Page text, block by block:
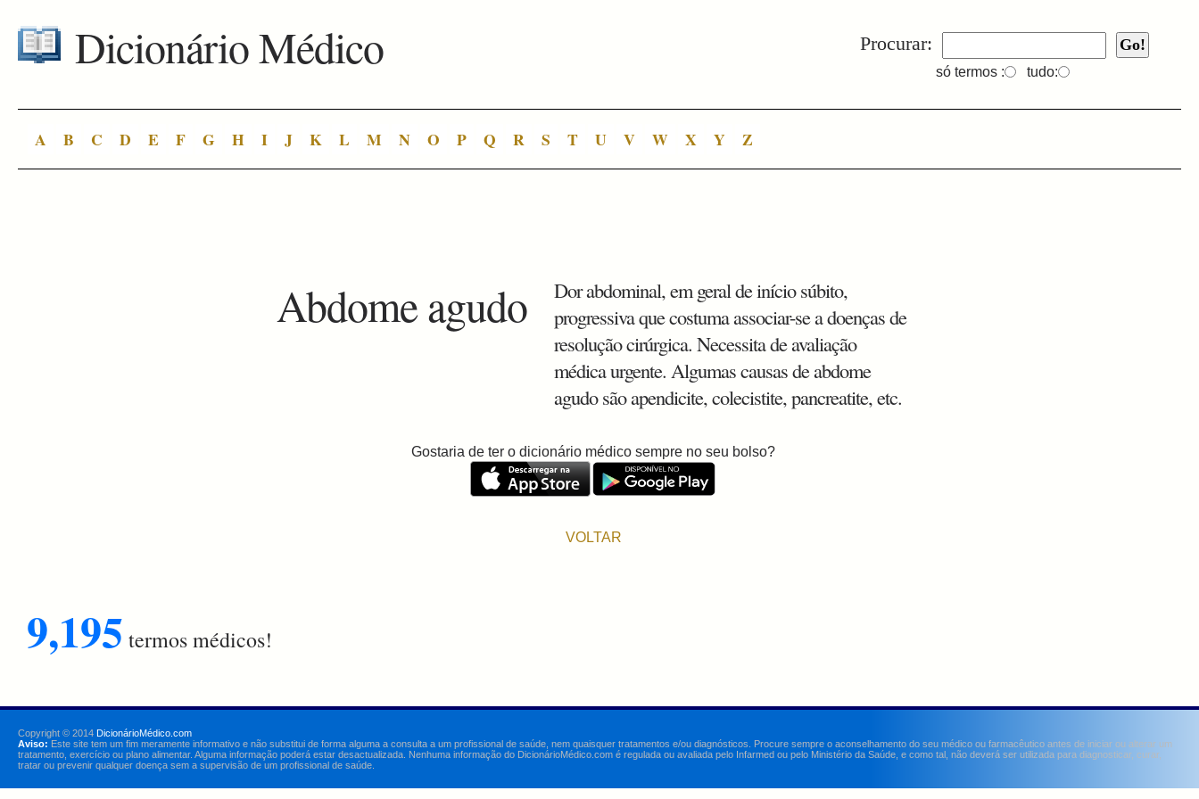
Procurar:
só termos : tudo:
Dicionário Médico
A B C D E F G H I J K L M N O P Q R S T U V W X Y Z
Abdome agudo
Dor abdominal, em geral de início súbito,
progressiva que costuma associar-se a doenças de
resolução cirúrgica. Necessita de avaliação
médica urgente. Algumas causas de abdome
agudo são apendicite, colecistite, pancreatite, etc.
Gostaria de ter o dicionário médico sempre no seu bolso?
VOLTAR
9,195 termos médicos!
Copyright © 2014 DicionárioMédico.com
Aviso: Este site tem um fim meramente informativo e não substitui de forma alguma a consulta a um profissional de saúde, nem quaisquer tratamentos e/ou diagnósticos. Procure sempre o aconselhamento do seu médico ou farmacêutico antes de iniciar ou alterar um
tratamento, exercício ou plano alimentar. Alguma informação poderá estar desactualizada. Nenhuma informação do DicionárioMédico.com é regulada ou avaliada pelo Infarmed ou pelo Ministério da Saúde, e como tal, não deverá ser utilizada para diagnosticar, curar,
tratar ou prevenir qualquer doença sem a supervisão de um profissional de saúde.